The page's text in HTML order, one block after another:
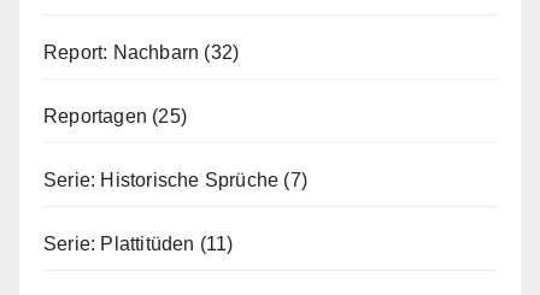
Report: Nachbarn (32)
Reportagen (25)
Serie: Historische Sprüche (7)
Serie: Plattitüden (11)